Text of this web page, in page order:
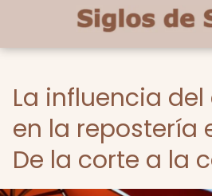
La influencia
en la repostería
De la corte a la